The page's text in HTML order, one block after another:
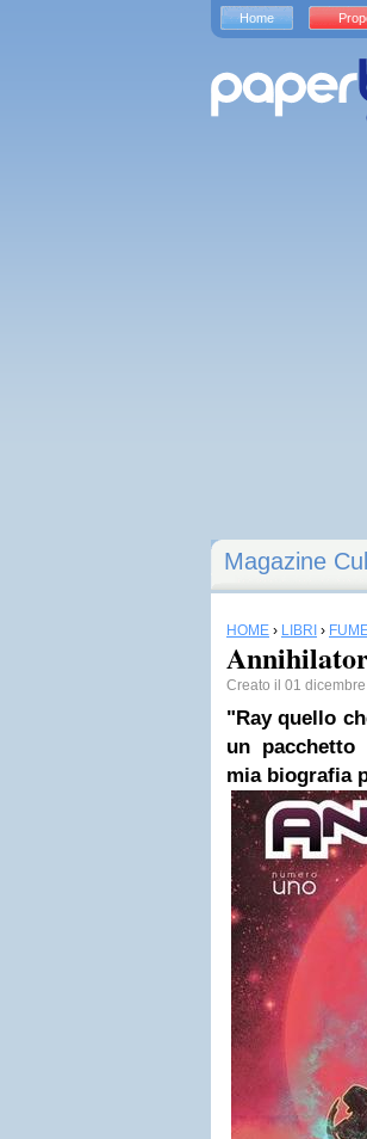
Magazine
HOME › LIBRI ›
Creato il 01
"Ray quello
un pacchetto
mia biografia
Home